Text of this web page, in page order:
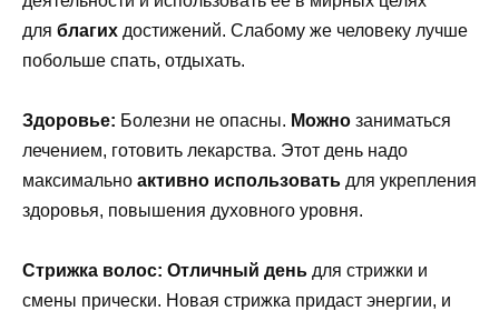
для благих достижений. Слабому же человеку лучше
побольше спать, отдыхать.
Здоровье: Болезни не опасны. Можно заниматься
лечением, готовить лекарства. Этот день надо
максимально активно использовать для укрепления
здоровья, повышения духовного уровня.
Стрижка волос: Отличный день для стрижки и
смены прически. Новая стрижка придаст энергии, и